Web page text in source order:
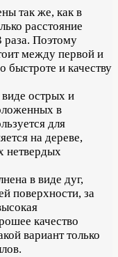
так же, как в
расстояние
Поэтому
между первой и
быстроте и качеству
острых и
в
для
на дереве,
нетвердых
в виде дуг,
поверхности, за
качество
вариант только